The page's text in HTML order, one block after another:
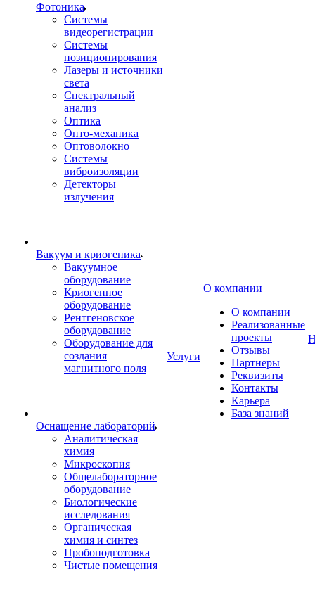
Фотоника
Cистемы
видеорегистрации
Системы
позиционирования
Лазеры и источники
света
Спектральный
анализ
Оптика
Опто-механика
Оптоволокно
Системы
виброизоляции
Детекторы
излучения
Вакуум и криогеника
Вакуумное
оборудование
Криогенное
оборудование
Рентгеновское
оборудование
Оборудование для
создания
магнитного поля
Оснащение лабораторий
Аналитическая
химия
Микроскопия
Общелабораторное
оборудование
Биологические
исследования
Органическая
химия и синтез
Пробоподготовка
Чистые помещения
Услуги
О компании
О компании
Реализованные
проекты
Отзывы
Партнеры
Реквизиты
Контакты
Карьера
База знаний